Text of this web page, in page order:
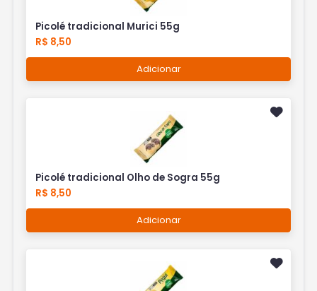
Picolé tradicional Murici 55g
R$ 8,50
Adicionar
Picolé tradicional Olho de Sogra 55g
R$ 8,50
Adicionar